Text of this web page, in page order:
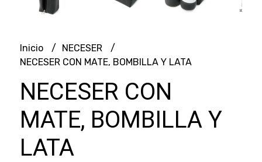
Inicio
NECESER
NECESER CON MATE, BOMBILLA Y LATA
NECESER CON
MATE, BOMBILLA Y
LATA